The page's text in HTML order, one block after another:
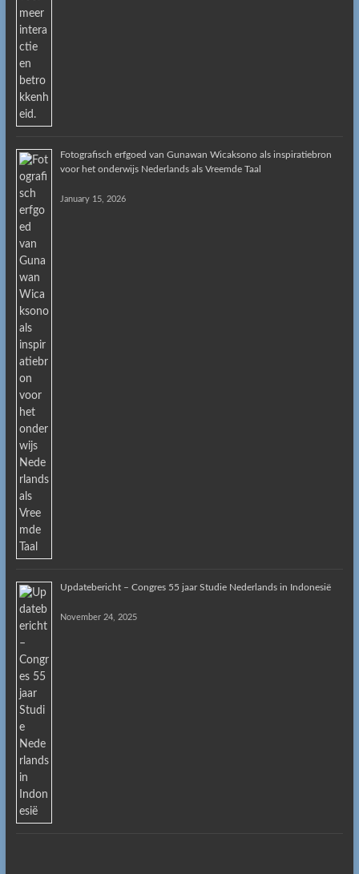
Fotografisch erfgoed van Gunawan Wicaksono als inspiratiebron
voor het onderwijs Nederlands als Vreemde Taal
January 15, 2026
Updatebericht – Congres 55 jaar Studie Nederlands in Indonesië
November 24, 2025